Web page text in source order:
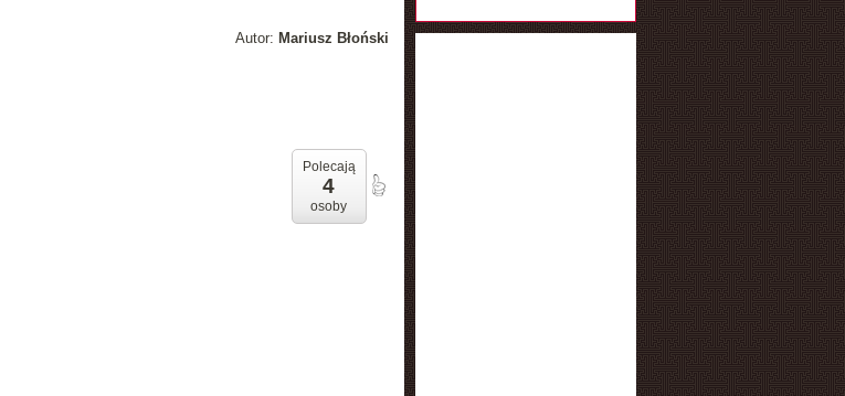
Autor: Mariusz Błoński
Polecają
4
osoby